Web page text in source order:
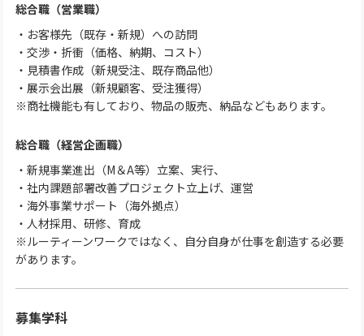
総合職（営業職）
・お客様先（既存・新規）への訪問
・交渉・折衝（価格、納期、コスト）
・見積書作成（新規受注、既存商品他）
・展示会出展（新規顧客、受注獲得）
※商社機能も有しており、物品の販売、納品などもあります。
総合職（経営企画職）
・新規事業進出（M＆A等）立案、実行、
・社内課題部署改善プロジェクト立上げ、運営
・海外事業サポート（海外拠点）
・人材採用、研修、育成
※ルーティーンワークではなく、自分自身が仕事を創造する必要
があります。
募集学科